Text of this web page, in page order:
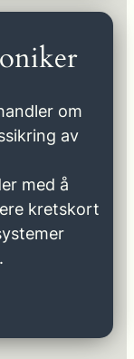
om
av
med å
kretskort